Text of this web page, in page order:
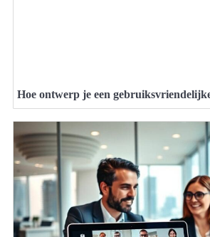
Hoe ontwerp je een